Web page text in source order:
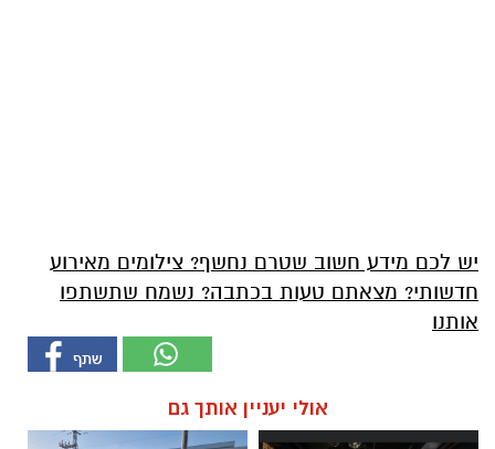
יש לכם מידע חשוב שטרם נחשף? צילומים מאירוע
חדשותי? מצאתם טעות בכתבה? נשמח שתשתפו
אותנו
אולי יעניין אותך גם